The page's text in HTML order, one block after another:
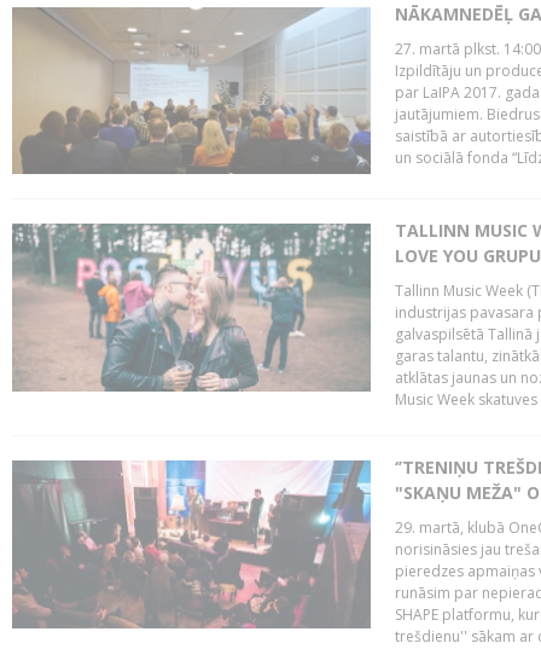
NĀKAMNEDĒĻ
27. martā plkst.
Izpildītāju un
par LaIPA 2017.
jautājumiem.
saistībā ar
un sociālā fonda
TALLINN MUSIC
LOVE YOU
Tallinn Music Week
industrijas pavasara
galvaspilsētā Tallinā
garas talantu,
atklātas jaunas un
Music Week
‘’TRENIŅU
"SKAŅU MEŽA"
29. martā, klubā
norisināsies jau
pieredzes apmaiņas
runāsim par
SHAPE platformu,
trešdienu'' sākam ar